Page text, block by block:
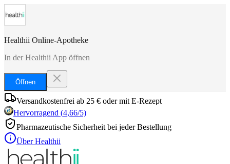
Healthii Online-Apotheke
In der Healthii App öffnen
Öffnen
Versandkostenfrei ab 25 € oder mit E-Rezept
Hervorragend (4,66/5)
Pharmazeutische Sicherheit bei jeder Bestellung
Über Healthii